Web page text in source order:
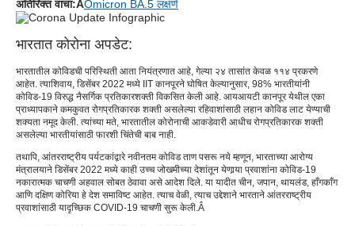
अतिरिक्त वाचा:ÂOmicron BA.5 लक्षणे
भारतात कोरोना अपडेट:
भारतातील कोविडची परिस्थिती आता नियंत्रणात आहे, गेल्या २४ तासांत केवळ ११४ प्रकरणे
आहेत. त्याशिवाय, डिसेंबर 2022 मध्ये IIT कानपूरने घोषित केल्यानुसार, 98% भारतीयांनी
कोविड-19 विरुद्ध नैसर्गिक प्रतिकारशक्ती विकसित केली आहे. आयआयटी कानपूर येथील एका
प्राध्यापकाने कमकुवत रोगप्रतिकारक शक्ती असलेल्या रहिवाशांसाठी लहान कोविड लाट येण्याची
शक्यता नमूद केली. त्यांच्या मते, भारतातील कोरोनाची आकडेवारी आधीच रोगप्रतिकारक शक्ती
असलेल्या भारतीयांसाठी फारशी चिंतेची बाब नाही.
तथापि, आंतरराष्ट्रीय पर्यटकांद्वारे नवीनतम कोविड ताण पसरू नये म्हणून, भारताच्या आरोग्य
मंत्रालयाने डिसेंबर 2022 मध्ये काही उच्च जोखमीच्या देशांतून येणार्‍या प्रवाशांना कोविड-19
नकारात्मक चाचणी अहवाल सोबत ठेवावा असे आदेश दिले. या यादीत चीन, जपान, थायलंड, हाँगकाँग
आणि दक्षिण कोरिया हे देश समाविष्ट आहेत. त्याच वेळी, त्याच उद्देशाने भारताने आंतरराष्ट्रीय
प्रवाशांसाठी यादृच्छिक COVID-19 चाचणी सुरू केली.Â